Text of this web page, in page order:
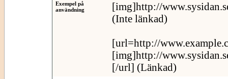
Exempel på
användning
[img]http://
(Inte länkad)
[url=http://
[img]http://
[/url] (Länkad)